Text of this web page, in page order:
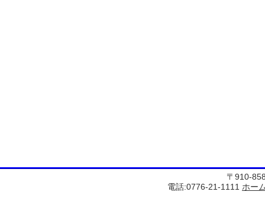
〒910-
電話:0776-21-1111 ホー